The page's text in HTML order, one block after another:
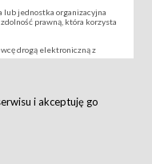
lub jednostka organizacyjna
prawną, która korzysta
drogą elektroniczną z
i akceptuję go